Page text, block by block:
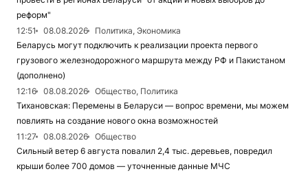
реформ"
12:51
08.08.2026
Политика, Экономика
Беларусь могут подключить к реализации проекта первого
грузового железнодорожного маршрута между РФ и Пакистаном
(дополнено)
12:16
08.08.2026
Общество, Политика
Тихановская: Перемены в Беларуси — вопрос времени, мы можем
повлиять на создание нового окна возможностей
11:27
08.08.2026
Общество
Сильный ветер 6 августа повалил 2,4 тыс. деревьев, повредил
крыши более 700 домов — уточненные данные МЧС